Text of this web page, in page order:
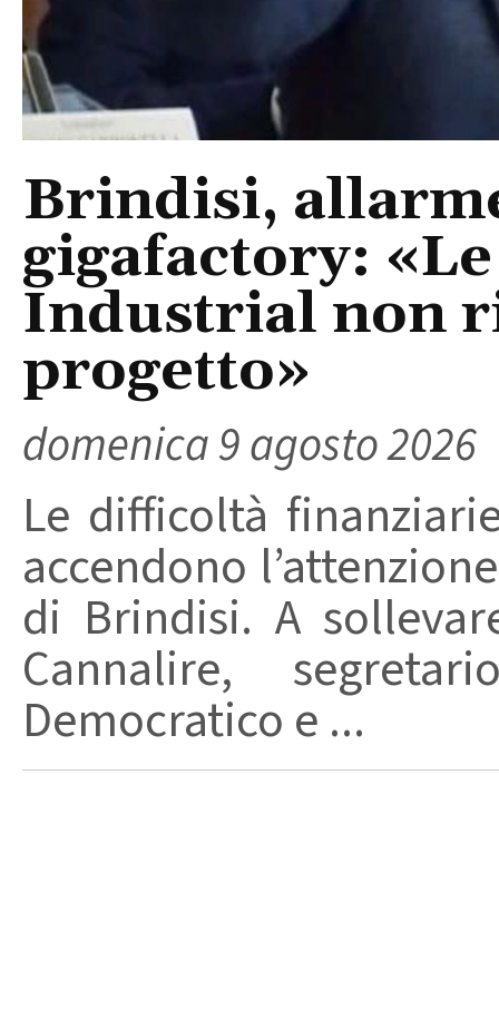
Brindisi,
gigafactory:
Industrial non
progetto»
domenica 9 agosto 2026
Le difficoltà
accendono
di Brindisi. A
Cannalire,
Democratico e ...